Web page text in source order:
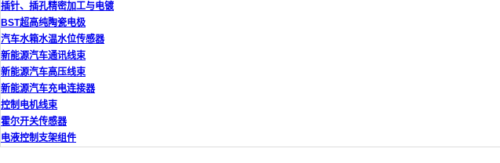
插针、插孔精密加工与电镀
BST超高纯陶瓷电极
汽车水箱水温水位传感器
新能源汽车通讯线束
新能源汽车高压线束
新能源汽车充电连接器
控制电机线束
霍尔开关传感器
电液控制支架组件